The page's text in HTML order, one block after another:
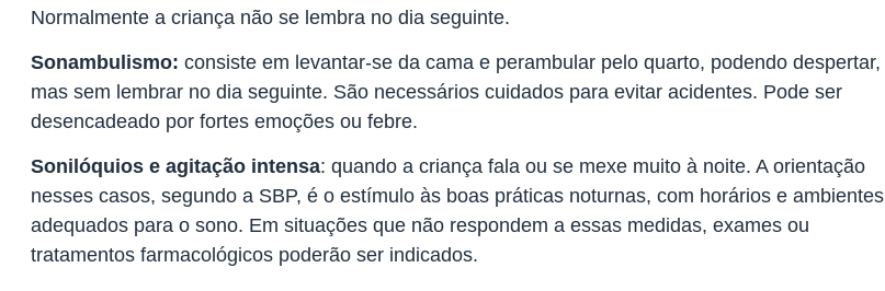
Normalmente a criança não se lembra no dia seguinte.
Sonambulismo: consiste em levantar-se da cama e perambular pelo quarto, podendo despertar,
mas sem lembrar no dia seguinte. São necessários cuidados para evitar acidentes. Pode ser
desencadeado por fortes emoções ou febre.
Sonilóquios e agitação intensa: quando a criança fala ou se mexe muito à noite. A orientação
nesses casos, segundo a SBP, é o estímulo às boas práticas noturnas, com horários e ambientes
adequados para o sono. Em situações que não respondem a essas medidas, exames ou
tratamentos farmacológicos poderão ser indicados.